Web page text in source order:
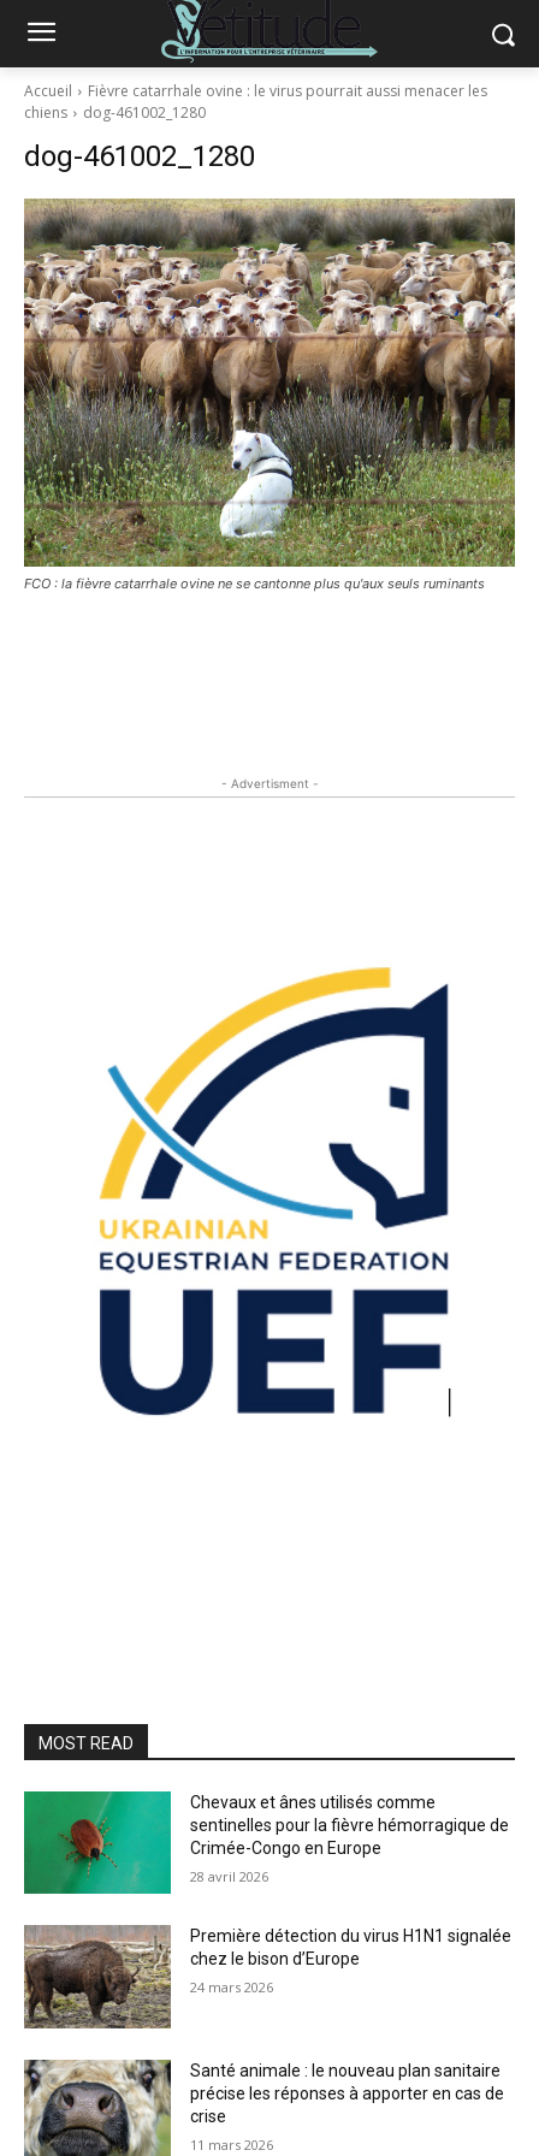
Accueil
Fièvre catarrhale ovine : le virus pourrait aussi menacer les
chiens
dog-461002_1280
dog-461002_1280
FCO : la fièvre catarrhale ovine ne se cantonne plus qu'aux seuls ruminants
- Advertisment -
MOST READ
Chevaux et ânes utilisés comme
sentinelles pour la fièvre hémorragique de
Crimée-Congo en Europe
28 avril 2026
Première détection du virus H1N1 signalée
chez le bison d’Europe
24 mars 2026
Santé animale : le nouveau plan sanitaire
précise les réponses à apporter en cas de
crise
11 mars 2026